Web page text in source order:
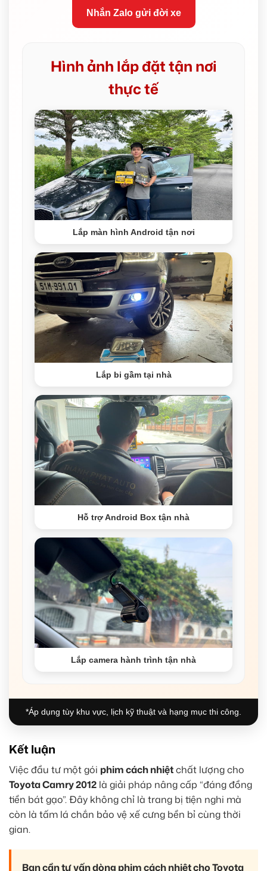
Nhắn Zalo gửi đời xe
Hình ảnh lắp đặt tận nơi
thực tế
Lắp màn hình Android tận nơi
Lắp bi gầm tại nhà
Hỗ trợ Android Box tận nhà
Lắp camera hành trình tận nhà
*Áp dụng tùy khu vực, lịch kỹ thuật và hạng mục thi công.
Kết luận
Việc đầu tư một gói phim cách nhiệtchất lượng cho
Toyota Camry 2012 là giải pháp nâng cấp “đáng đồng
tiền bát gạo”. Đây không chỉ là trang bị tiện nghi mà
còn là tấm lá chắn bảo vệ xế cưng bền bỉ cùng thời
gian.
Bạn cần tư vấn dòng phim cách nhiệt cho Toyota